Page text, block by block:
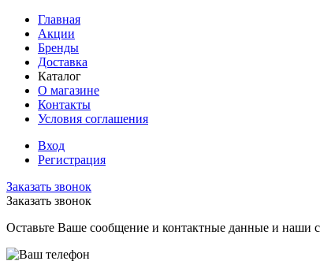
Главная
Акции
Бренды
Доставка
Каталог
О магазине
Контакты
Условия соглашения
Вход
Регистрация
Заказать звонок
Заказать звонок
Оставьте Ваше сообщение и контактные данные и наши